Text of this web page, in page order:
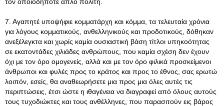
7. Αγαπητέ υποψήφιε κομματάρχη και κόμμα, τα τελευταία χρόνια
για λόγους κομματικούς, ανθελληνικούς και προδοτικούς, δόθηκαν
ανεξέλεγκτα και χωρίς καμία ουσιαστική βάση τίτλοι υπηκοότητας
σε εκατοντάδες χιλιάδες ανθρώπους, που καμία σχέση δεν έχουν
όχι με τον όρο ομογενείς, αλλά και με τον όρο φιλικά προσκείμενοι
άνθρωποι και φυλές προς το κράτος και προς το έθνος, σας ερωτώ
λοιπόν, εσείς, θα αναθεωρήσετε μια προς μια όλες αυτές τις
περιπτώσεις, έτσι ώστε η ιθαγένεια να διαγραφεί από όλους αυτούς
τους τυχοδιώκτες και τους ανθέλληνες, που παρασιτούν εις βάρος